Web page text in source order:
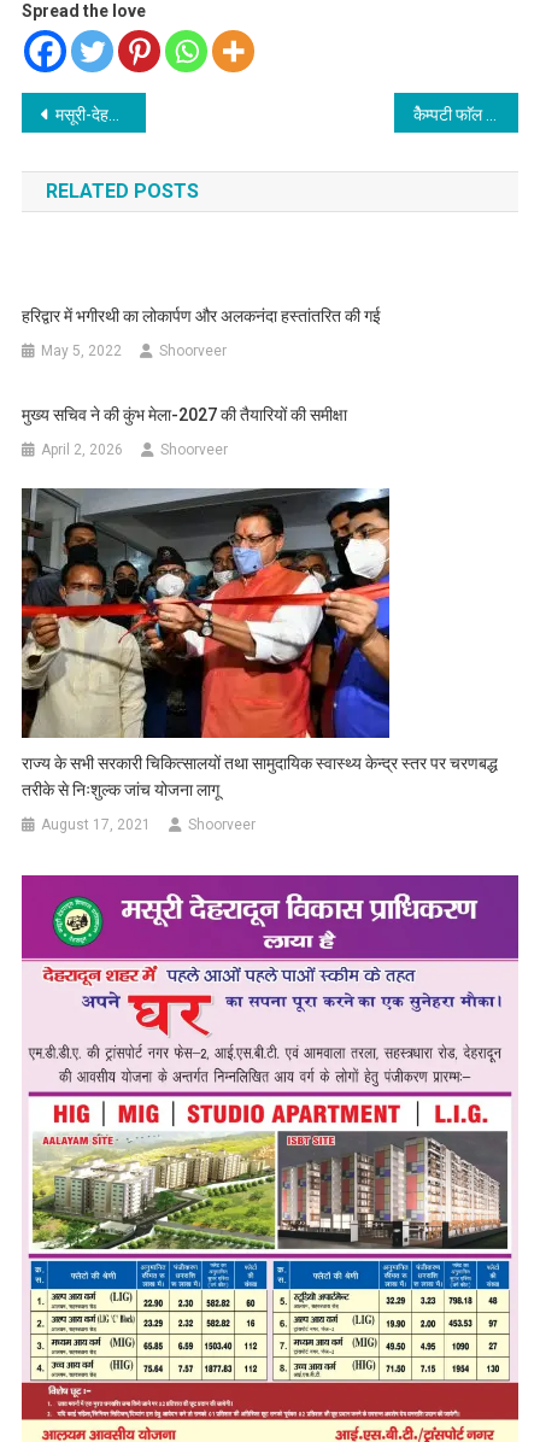
Spread the love
Post
navigation
मसूरी-देहरादून मार्ग पर दिनभर जाम में घंटों फंसे रहे सैलानी, शनिवार को बारिश कम और कोहरा का लगा रहा पहरा कैेम्पटी फाॅल में डूबने से पर्यटक की मौत
RELATED POSTS
हरिद्वार में भगीरथी का लोकार्पण और अलकनंदा हस्तांतरित की गई
May 5, 2022 Shoorveer
मुख्य सचिव ने की कुंभ मेला-2027 की तैयारियों की समीक्षा
April 2, 2026 Shoorveer
राज्य के सभी सरकारी चिकित्सालयों तथा सामुदायिक स्वास्थ्य केन्द्र स्तर पर चरणबद्ध
तरीके से निःशुल्क जांच योजना लागू
August 17, 2021 Shoorveer